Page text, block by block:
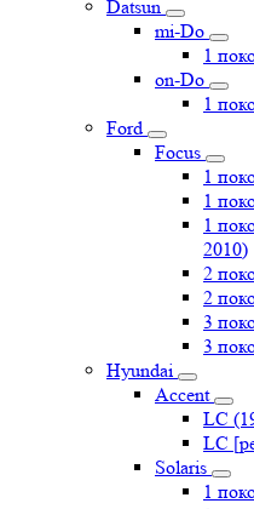
Datsun
mi-Do
1
on-Do
1
Ford
Focus
1
1
1
2010)
2
2
3
3
Hyundai
Accent
LC
LC
Solaris
1